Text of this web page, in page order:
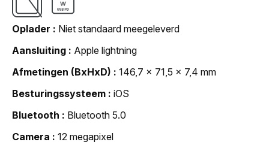
Oplader
Niet standaard meegeleverd
Aansluiting
Apple lightning
Afmetingen (BxHxD)
146,7 x 71,5 x 7,4 mm
Besturingssysteem
iOS
Bluetooth
Bluetooth 5.0
Camera
12 megapixel